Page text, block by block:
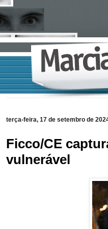
terça-feira, 17 de setembro de
Ficco/CE
vulnerável